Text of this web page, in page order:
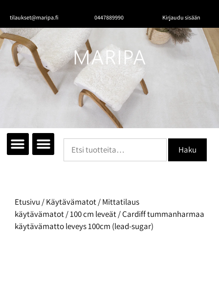
tilaukset@maripa.fi 0447889990 Kirjaudu sisään
Haku
Etusivu /Käytävämatot/Mittatilaus
käytävämatot/100 cm leveät/ Cardiff tummanharmaa
käytävämatto leveys 100cm (lead-sugar)